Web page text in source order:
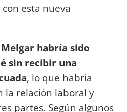
esta nueva
habría sido
sin recibir una
, lo que habría
la relación laboral y
partes. Según algunos